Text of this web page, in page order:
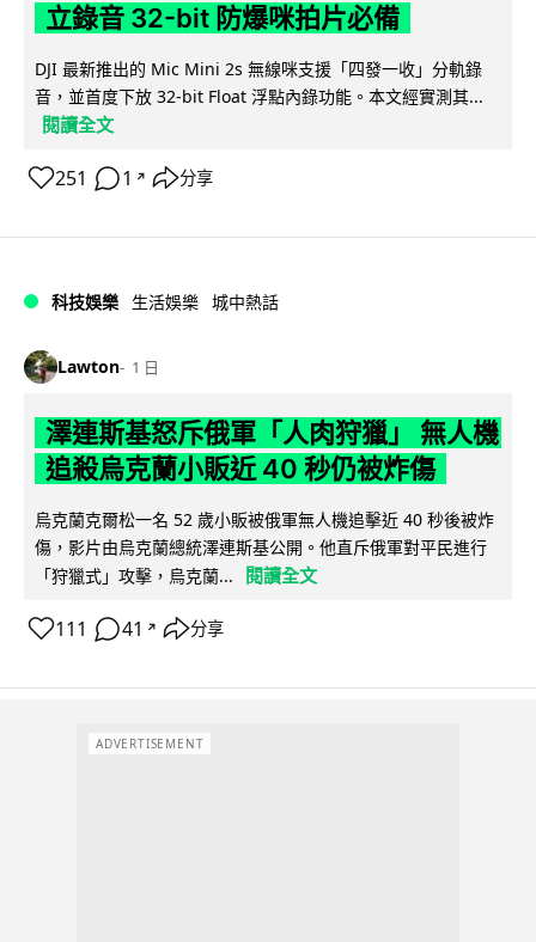
立錄音 32-bit 防爆咪拍片必備
DJI 最新推出的 Mic Mini 2s 無線咪支援「四發一收」分軌錄
音，並首度下放 32-bit Float 浮點內錄功能。本文經實測其...
閱讀全文
251 1 ↗ 分享
科技娛樂 生活娛樂 城中熱話
Lawton 1 日
澤連斯基怒斥俄軍「人肉狩獵」 無人機
追殺烏克蘭小販近 40 秒仍被炸傷
烏克蘭克爾松一名 52 歲小販被俄軍無人機追擊近 40 秒後被炸
傷，影片由烏克蘭總統澤連斯基公開。他直斥俄軍對平民進行
「狩獵式」攻擊，烏克蘭...
閱讀全文
111 41 ↗ 分享
ADVERTISEMENT